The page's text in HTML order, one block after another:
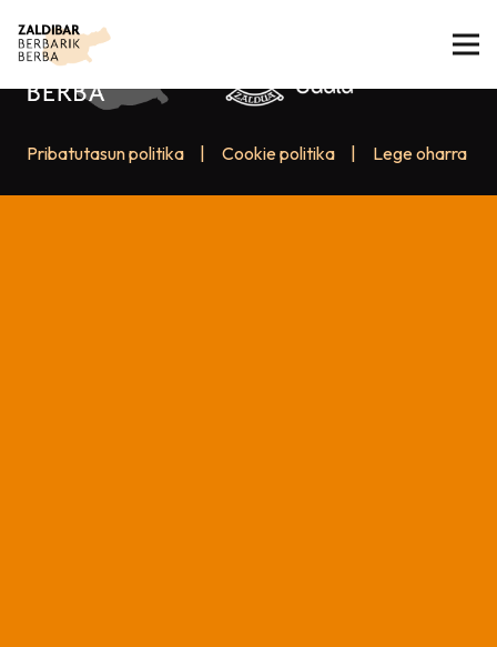
Pribatutasun politika Cookie politika Lege oharra